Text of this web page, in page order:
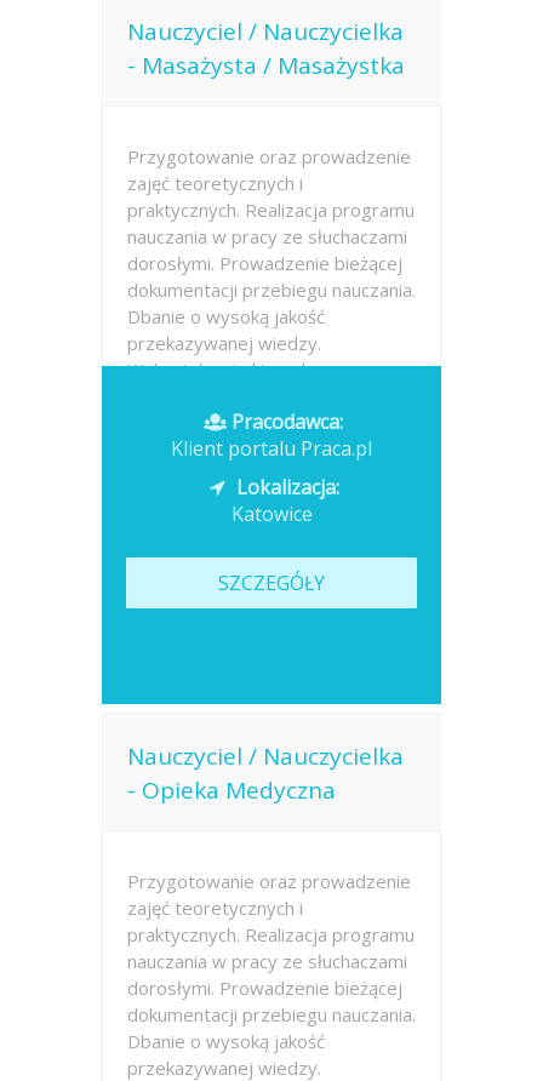
Nauczyciel / Nauczycielka
- Masażysta / Masażystka
Przygotowanie oraz prowadzenie
zajęć teoretycznych i
praktycznych. Realizacja programu
nauczania w pracy ze słuchaczami
dorosłymi. Prowadzenie bieżącej
dokumentacji przebiegu nauczania.
Dbanie o wysoką jakość
przekazywanej wiedzy.
Wykształcenie kierunkowe...
Opublikowano: dzisiajPracodawca:
Klient portalu Praca.pl
Lokalizacja:
Katowice
SZCZEGÓŁY
Nauczyciel / Nauczycielka
- Opieka Medyczna
Przygotowanie oraz prowadzenie
zajęć teoretycznych i
praktycznych. Realizacja programu
nauczania w pracy ze słuchaczami
dorosłymi. Prowadzenie bieżącej
dokumentacji przebiegu nauczania.
Dbanie o wysoką jakość
przekazywanej wiedzy.